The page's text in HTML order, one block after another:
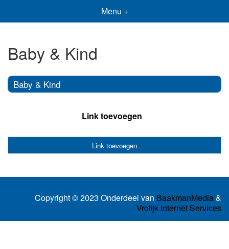
Menu +
Baby & Kind
Baby & Kind
Link toevoegen
Link toevoegen
Copyright © 2023 Onderdeel van BaakmanMedia&
Vrolijk Internet Services